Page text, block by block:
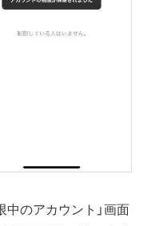
中のアカウント」画面